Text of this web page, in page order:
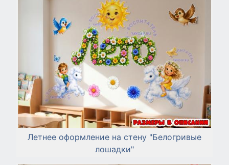
Летнее оформление на стену "Белогривые
лошадки"